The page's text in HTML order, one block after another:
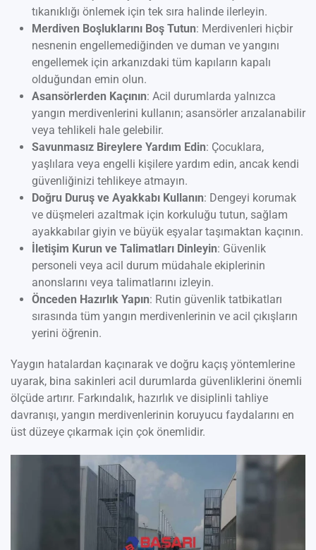
tıkanıklığı önlemek için tek sıra halinde ilerleyin.
Merdiven Boşluklarını Boş Tutun: Merdivenleri hiçbir
nesnenin engellemediğinden ve duman ve yangını
engellemek için arkanızdaki tüm kapıların kapalı
olduğundan emin olun.
Asansörlerden Kaçının: Acil durumlarda yalnızca
yangın merdivenlerini kullanın; asansörler arızalanabilir
veya tehlikeli hale gelebilir.
Savunmasız Bireylere Yardım Edin: Çocuklara,
yaşlılara veya engelli kişilere yardım edin, ancak kendi
güvenliğinizi tehlikeye atmayın.
Doğru Duruş ve Ayakkabı Kullanın: Dengeyi korumak
ve düşmeleri azaltmak için korkuluğu tutun, sağlam
ayakkabılar giyin ve büyük eşyalar taşımaktan kaçının.
İletişim Kurun ve Talimatları Dinleyin: Güvenlik
personeli veya acil durum müdahale ekiplerinin
anonslarını veya talimatlarını izleyin.
Önceden Hazırlık Yapın: Rutin güvenlik tatbikatları
sırasında tüm yangın merdivenlerinin ve acil çıkışların
yerini öğrenin.
Yaygın hatalardan kaçınarak ve doğru kaçış yöntemlerine
uyarak, bina sakinleri acil durumlarda güvenliklerini önemli
ölçüde artırır. Farkındalık, hazırlık ve disiplinli tahliye
davranışı, yangın merdivenlerinin koruyucu faydalarını en
üst düzeye çıkarmak için çok önemlidir.